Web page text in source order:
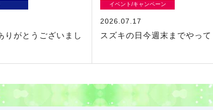
りがとうございまし
イベント/キャンペーン
2026.07.17
スズキの日今週末までやっ